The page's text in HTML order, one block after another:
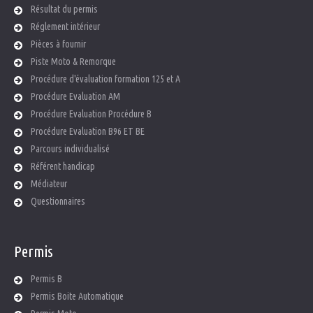
Résultat du permis
Réglement intérieur
Pièces à fournir
Piste Moto & Remorque
Procédure d'évaluation formation 125 et A
Procédure Evaluation AM
Procédure Evaluation Procédure B
Procédure Evaluation B96 ET BE
Parcours individualisé
Référent handicap
Médiateur
Questionnaires
Permis
Permis B
Permis Boite Automatique